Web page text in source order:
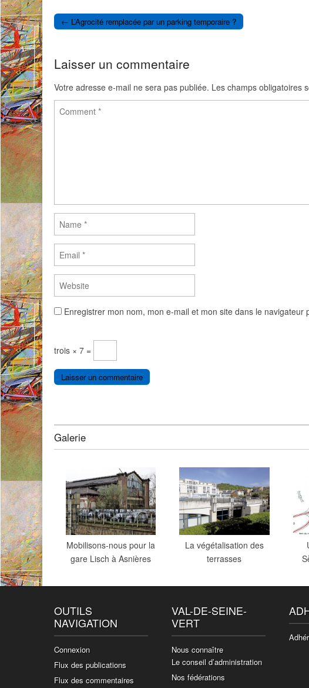
b
o
o
t
e
r
Post navigation
← L’Agrocité remplacée par un parking temporaire ?
Laisser un commentaire
Votre adresse e-mail ne sera pas publiée. Les champs obligatoires
Enregistrer mon nom, mon e-mail et mon site dans le navigateur
trois × 7 =
Galerie
Mobilisons-nous pour la
gare Lisch à Asnières
La végétalisation des
terrasses
OUTILS
NAVIGATION
Connexion
Flux des publications
Flux des commentaires
VAL-DE-SEINE-
VERT
Nous connaître
Le conseil d’administration
Nos fédérations